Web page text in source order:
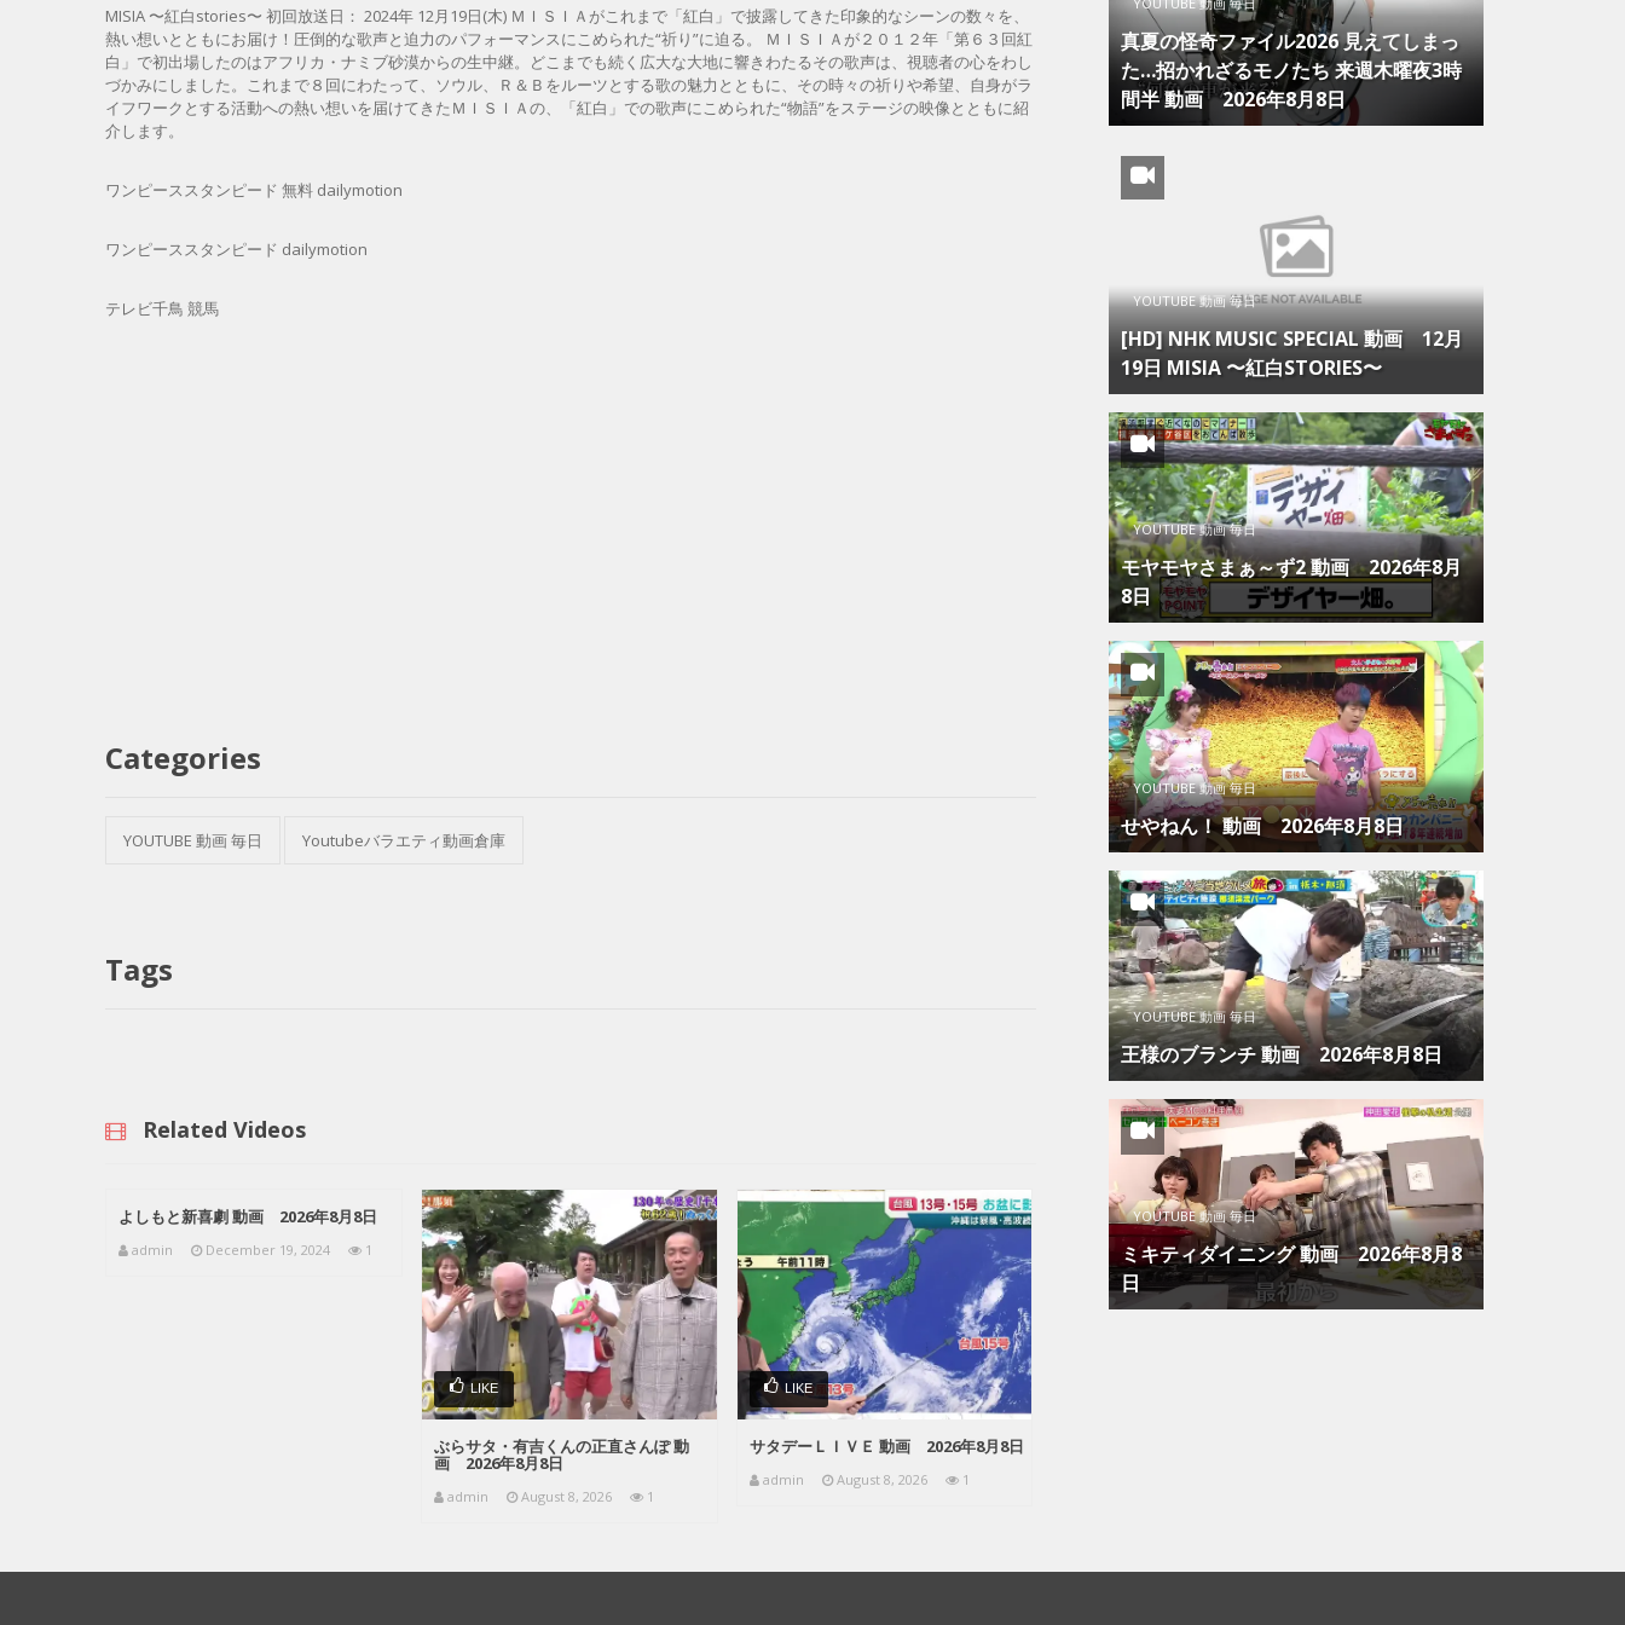
MISIA 〜紅白stories〜 初回放送日： 2024年 12月19日(木) ＭＩＳＩＡがこれまで「紅白」で披露してきた印象的なシーンの数々を、
熱い想いとともにお届け！圧倒的な歌声と迫力のパフォーマンスにこめられた“祈り”に迫る。 ＭＩＳＩＡが２０１２年「第６３回紅
白」で初出場したのはアフリカ・ナミブ砂漠からの生中継。どこまでも続く広大な大地に響きわたるその歌声は、視聴者の心をわし
づかみにしました。これまで８回にわたって、ソウル、Ｒ＆Ｂをルーツとする歌の魅力とともに、その時々の祈りや希望、自身がラ
イフワークとする活動への熱い想いを届けてきたＭＩＳＩＡの、「紅白」での歌声にこめられた“物語”をステージの映像とともに紹
介します。
ワンピーススタンピード 無料 dailymotion
ワンピーススタンピード dailymotion
テレビ千鳥 競馬
Categories
YOUTUBE 動画 毎日 Youtubeバラエティ動画倉庫
Tags
Related Videos
よしもと新喜劇 動画 2026年8月8日
admin December 19, 2024 1
LIKE
ぶらサタ・有吉くんの正直さんぽ 動
画 2026年8月8日
admin August 8, 2026 1
LIKE
サタデーＬＩＶＥ 動画 2026年8月8日
admin August 8, 2026 1
真夏の怪奇ファイル2026 見えてしまっ
た…招かれざるモノたち 来週木曜夜3時
間半 動画 2026年8月8日
YOUTUBE 動画 毎日
[HD] NHK MUSIC SPECIAL 動画 12月
19日 MISIA 〜紅白STORIES〜
YOUTUBE 動画 毎日
モヤモヤさまぁ～ず2 動画 2026年8月
8日
YOUTUBE 動画 毎日
せやねん！ 動画 2026年8月8日
YOUTUBE 動画 毎日
王様のブランチ 動画 2026年8月8日
YOUTUBE 動画 毎日
ミキティダイニング 動画 2026年8月8
日